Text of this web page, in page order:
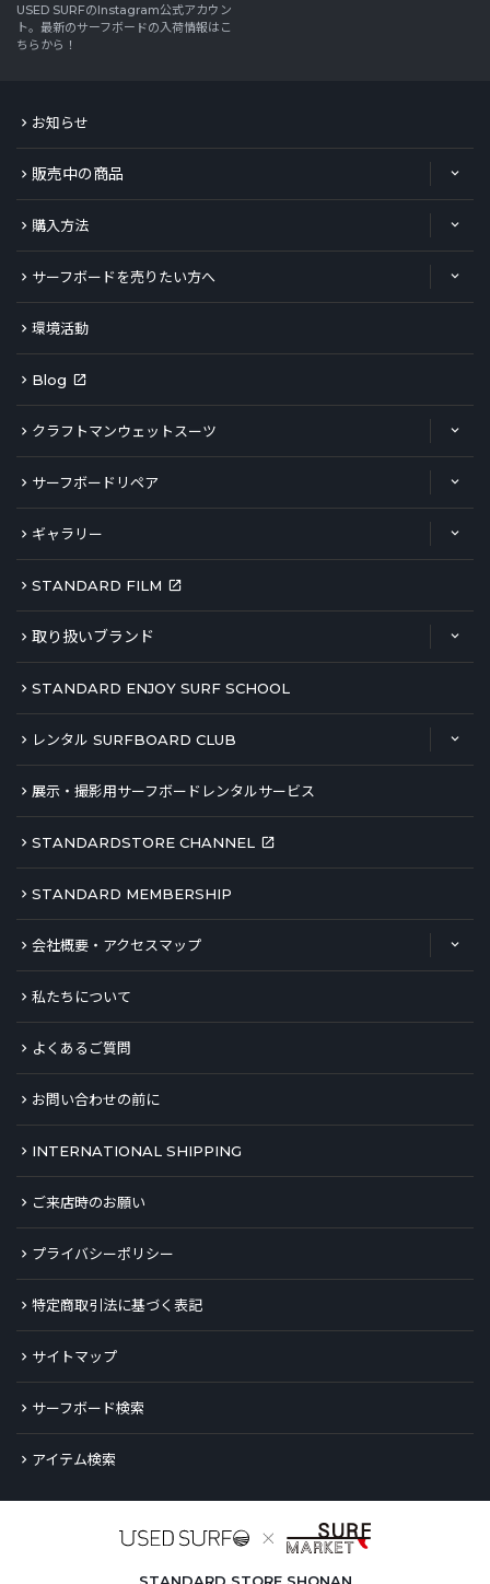
USED SURFのInstagram公式アカウン
ト。最新のサーフボードの入荷情報はこ
ちらから！
お知らせ
販売中の商品
購入方法
サーフボードを売りたい方へ
環境活動
Blog
クラフトマンウェットスーツ
サーフボードリペア
ギャラリー
STANDARD FILM
取り扱いブランド
STANDARD ENJOY SURF SCHOOL
レンタル SURFBOARD CLUB
展示・撮影用サーフボードレンタルサービス
STANDARDSTORE CHANNEL
STANDARD MEMBERSHIP
会社概要・アクセスマップ
私たちについて
よくあるご質問
お問い合わせの前に
INTERNATIONAL SHIPPING
ご来店時のお願い
プライバシーポリシー
特定商取引法に基づく表記
サイトマップ
サーフボード検索
アイテム検索